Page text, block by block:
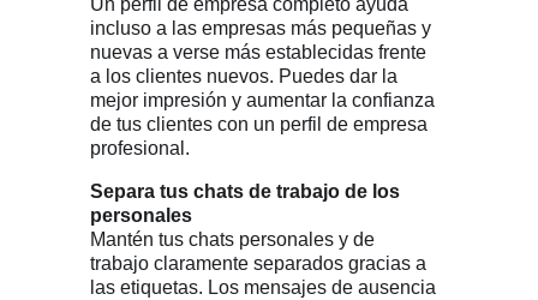
Un perfil de empresa completo ayuda
incluso a las empresas más pequeñas y
nuevas a verse más establecidas frente
a los clientes nuevos. Puedes dar la
mejor impresión y aumentar la confianza
de tus clientes con un perfil de empresa
profesional.
Separa tus chats de trabajo de los
personales
Mantén tus chats personales y de
trabajo claramente separados gracias a
las etiquetas. Los mensajes de ausencia